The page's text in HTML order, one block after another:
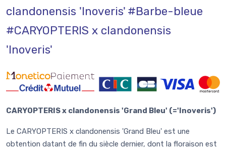
clandonensis 'Inoveris' #Barbe-bleue
#CARYOPTERIS x clandonensis
'Inoveris'
CARYOPTERIS x clandonensis 'Grand Bleu' (='Inoveris')
Le CARYOPTERIS x clandonensis 'Grand Bleu' est une
obtention datant de fin du siècle dernier, dont la floraison est